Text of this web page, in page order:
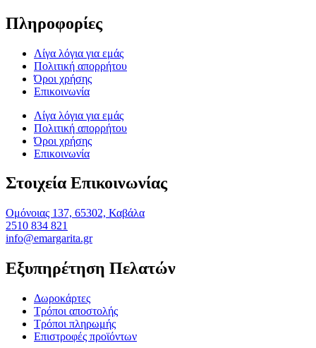
Πληροφορίες
Λίγα λόγια για εμάς
Πολιτική απορρήτου
Όροι χρήσης
Επικοινωνία
Λίγα λόγια για εμάς
Πολιτική απορρήτου
Όροι χρήσης
Επικοινωνία
Στοιχεία Επικοινωνίας
Ομόνοιας 137, 65302, Καβάλα
2510 834 821
info@emargarita.gr
Εξυπηρέτηση Πελατών
Δωροκάρτες
Τρόποι αποστολής
Τρόποι πληρωμής
Επιστροφές προϊόντων